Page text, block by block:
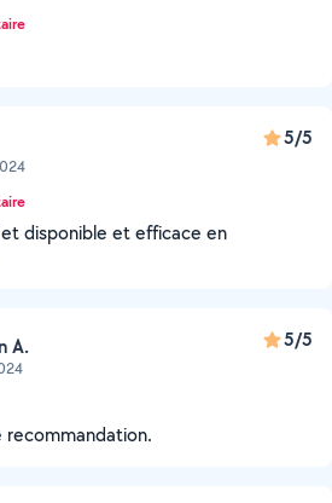
5/5
disponible et efficace en
A. 5/5
recommandation.